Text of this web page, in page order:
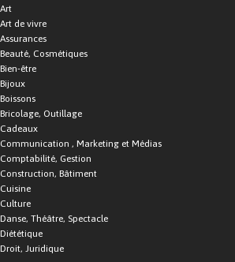
Art
Art de vivre
Assurances
Beauté, Cosmétiques
Bien-être
Bijoux
Boissons
Bricolage, Outillage
Cadeaux
Communication , Marketing et Médias
Comptabilité, Gestion
Construction, Bâtiment
Cuisine
Culture
Danse, Théâtre, Spectacle
Diététique
Droit, Juridique